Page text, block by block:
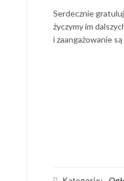
Serdecznie
życzymy im
i zaangażowanie